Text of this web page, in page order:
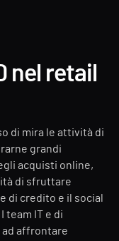
nel retail
di mira le attività di
grandi
acquisti online,
di sfruttare
di credito e il social
team IT e di
ad affrontare